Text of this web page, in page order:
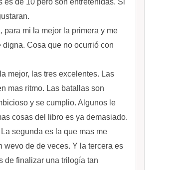
es de 10 pero son entretenidas. Si
para mi la mejor la primera y me
Cosa que no ocurrió con
mejor, las tres excelentes. Las
mas ritmo. Las batallas son
y se cumplio. Algunos le
cosas del libro es ya demasiado.
segunda es la que mas me
wevo de de veces. Y la tercera es
de finalizar una trilogía tan